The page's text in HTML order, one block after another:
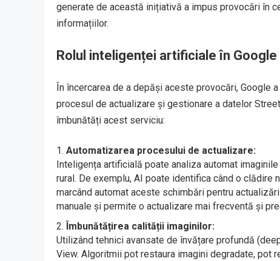
generate de această inițiativă a impus provocări în
informațiilor.
Rolul inteligenței artificiale în
În încercarea de a depăși aceste provocări,
procesul de actualizare și gestionare a datelor
îmbunătăți acest serviciu:
Automatizarea procesului de actualizare:
Inteligența artificială poate analiza automat
rural. De exemplu, AI poate identifica când o
marcând automat aceste schimbări pentru
manuale și permite o actualizare mai frecventă și
Îmbunătățirea calității imaginilor:
Utilizând tehnici avansate de învățare profundă
View. Algoritmii pot restaura imagini degradate, pot